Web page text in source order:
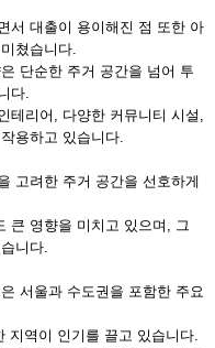
서 대출이 용이해진 점 또한 아
쳤습니다.
단순한 주거 공간을 넘어 투
다.
테리어, 다양한 커뮤니티 시설,
용하고 있습니다.
고려한 주거 공간을 선호하게
큰 영향을 미치고 있으며, 그
니다.
서울과 수도권을 포함한 주요
지역이 인기를 끌고 있습니다.